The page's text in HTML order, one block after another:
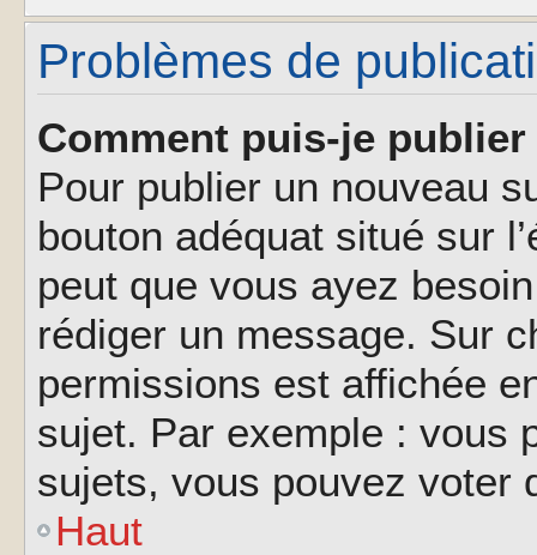
Problèmes de
Comment puis-je
Pour publier un nouveau
bouton adéquat situé sur
peut que vous ayez
rédiger un message. Sur
permissions est affichée
sujet. Par exemple : vous
sujets, vous pouvez voter
Haut